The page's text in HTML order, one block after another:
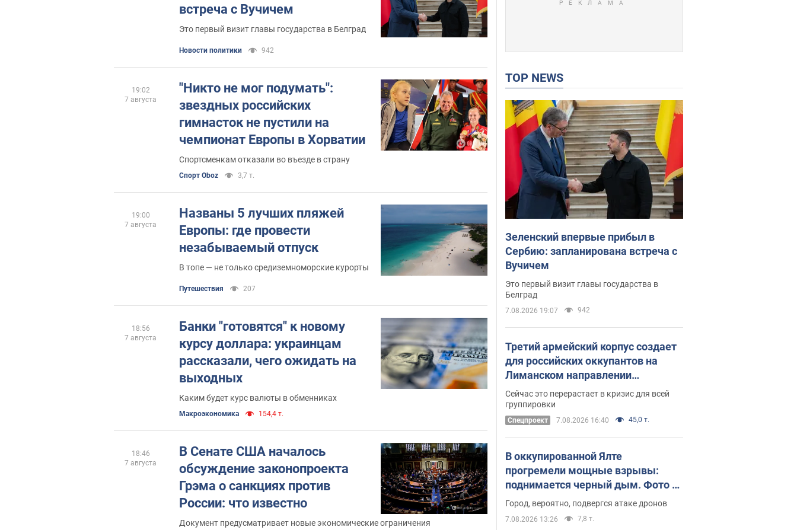
встреча с Вучичем
Это первый визит главы государства в Белград
Новости политики 942
"Никто не мог подумать":
звездных российских
гимнасток не пустили на
чемпионат Европы в Хорватии
Спортсменкам отказали во въезде в страну
Спорт Oboz 3,7 т.
19:02
7 августа
Названы 5 лучших пляжей
Европы: где провести
незабываемый отпуск
В топе — не только средиземноморские курорты
Путешествия 207
19:00
7 августа
Банки "готовятся" к новому
курсу доллара: украинцам
рассказали, чего ожидать на
выходных
Каким будет курс валюты в обменниках
Mакроэкономика 154,4 т.
18:56
7 августа
В Сенате США началось
обсуждение законопроекта
Грэма о санкциях против
России: что известно
Документ предусматривает новые экономические ограничения
18:46
7 августа
TOP NEWS
Зеленский впервые прибыл в
Сербию: запланирована встреча с
Вучичем
Это первый визит главы государства в
Белград
7.08.2026 19:07 942
Третий армейский корпус создает
для российских оккупантов на
Лиманском направлении
критический дискомфорт: как это
удалось
Сейчас это перерастает в кризис для всей
группировки
Спецпроект 7.08.2026 16:40 45,0 т.
В оккупированной Ялте
прогремели мощные взрывы:
поднимается черный дым. Фото и
видео
Город, вероятно, подвергся атаке дронов
7.08.2026 13:26 7,8 т.